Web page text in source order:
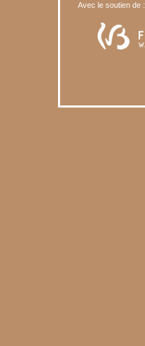
Avec le soutien de :